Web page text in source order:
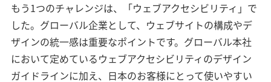
もう1つのチャレンジは、「ウェブアクセシビリティ」で
した。グローバル企業として、ウェブサイトの構成やデ
ザインの統一感は重要なポイントです。グローバル本社
において定めているウェブアクセシビリティのデザイン
ガイドラインに加え、日本のお客様にとって使いやすい